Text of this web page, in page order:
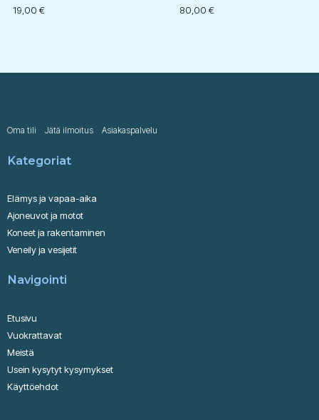
19,00 € 80,00 €
Oma tili Jätä ilmoitus Asiakaspalvelu
Kategoriat
Elämys ja vapaa-aika
Ajoneuvot ja motot
Koneet ja rakentaminen
Veneily ja vesijetit
Navigointi
Etusivu
Vuokrattavat
Meistä
Usein kysytyt kysymykset
Käyttöehdot